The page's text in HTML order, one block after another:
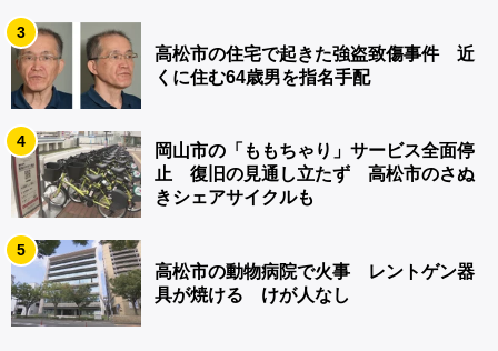
3
高松市の住宅で起きた強盗致傷事件 近
くに住む64歳男を指名手配
4
岡山市の「ももちゃり」サービス全面停
止 復旧の見通し立たず 高松市のさぬ
きシェアサイクルも
5
高松市の動物病院で火事 レントゲン器
具が焼ける けが人なし